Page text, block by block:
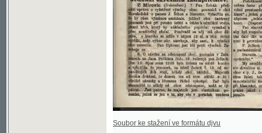
Soubor ke stažení ve formátu djvu